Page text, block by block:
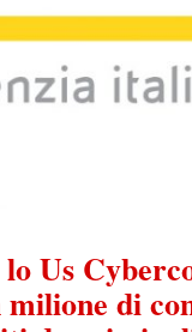
Us
milione di